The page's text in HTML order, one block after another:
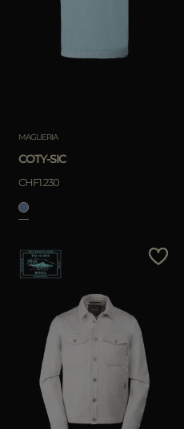
MAGLIERIA
COTY-SIC
CHF1.230